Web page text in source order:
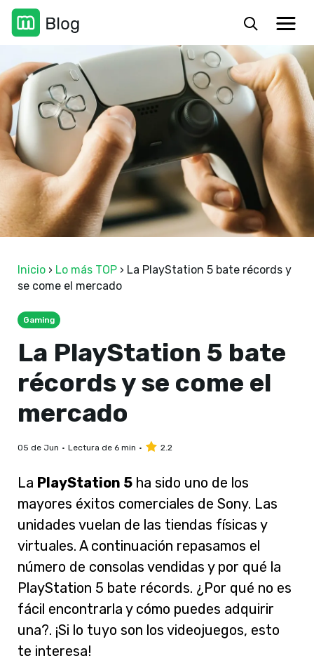
Inicio › Lo más TOP › La PlayStation 5 bate récords y
se come el mercado
Gaming
La PlayStation 5 bate
récords y se come el
mercado
05 de Jun Lectura de 6 min 2.2
La PlayStation 5 ha sido uno de los
mayores éxitos comerciales de Sony. Las
unidades vuelan de las tiendas físicas y
virtuales. A continuación repasamos el
número de consolas vendidas y por qué la
PlayStation 5 bate récords. ¿Por qué no es
fácil encontrarla y cómo puedes adquirir
una?. ¡Si lo tuyo son los videojuegos, esto
te interesa!